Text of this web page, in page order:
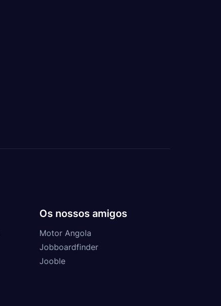
Os nossos amigos
Motor Angola
Jobboardfinder
Jooble